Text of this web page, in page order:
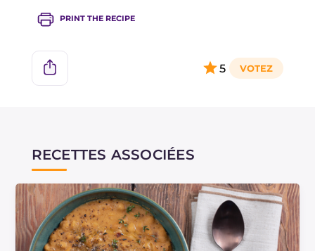
Vous pouvez décorer le plat avec du persil
Servez la soupe accompagnée de croûtons de
PRINT THE RECIPE
5
RECETTES ASSOCIÉES